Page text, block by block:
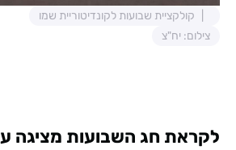
קולקציית שבועות לקונדיטוריית שמו
צילום: יח"צ
לקראת חג השבועות מציגה